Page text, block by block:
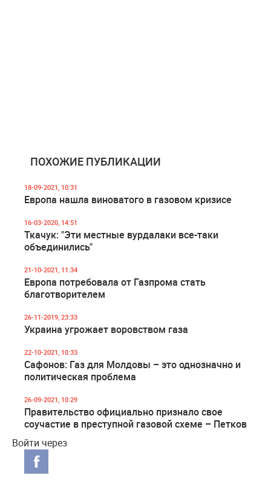
ПОХОЖИЕ ПУБЛИКАЦИИ
18-09-2021, 10:31
Европа нашла виноватого в газовом кризисе
16-03-2020, 14:51
Ткачук: "Эти местные вурдалаки все-таки
объединились"
21-10-2021, 11:34
Европа потребовала от Газпрома стать
благотворителем
26-11-2019, 23:33
Украина угрожает воровством газа
22-10-2021, 10:33
Сафонов: Газ для Молдовы – это однозначно и
политическая проблема
26-09-2021, 10:29
Правительство официально признало свое
соучастие в преступной газовой схеме – Петков
Войти через